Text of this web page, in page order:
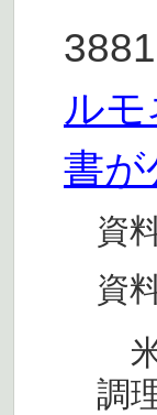
ル
書が
資
資
調